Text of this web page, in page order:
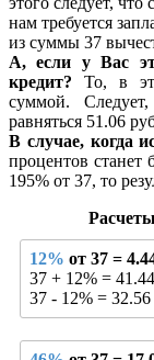
нам требуется
из суммы 37
А, если у Вас
кредит? То, в
суммой.
равняться 51.06
В случае, когда
процентов
195% от 37, то
12% от 37 =
37 + 12% = 41.44
37 - 12% = 32.56